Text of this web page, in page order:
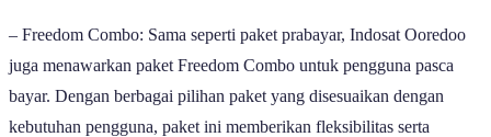
– Freedom Combo: Sama seperti paket prabayar, Indosat Ooredoo
juga menawarkan paket Freedom Combo untuk pengguna pasca
bayar. Dengan berbagai pilihan paket yang disesuaikan dengan
kebutuhan pengguna, paket ini memberikan fleksibilitas serta